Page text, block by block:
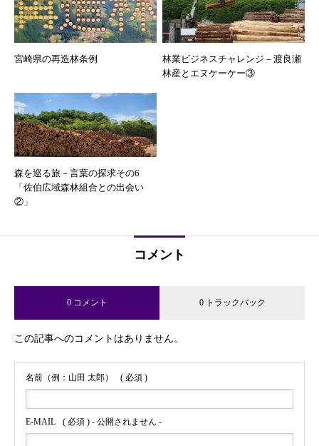
宮崎県の再造林条例
林業ビジネスチャレンジ－渡良瀬
林産とエヌケーケー③
森を巡る旅－言葉の探求その6
「佐伯広域森林組合との出会い
②」
コメント
0 コメント 0 トラックバック
この記事へのコメントはありません。
名前（例：山田 太郎） ( 必須 )
E-MAIL ( 必須 ) - 公開されません -